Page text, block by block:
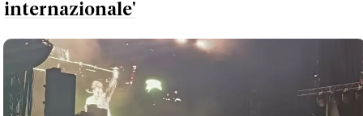
internazionale'